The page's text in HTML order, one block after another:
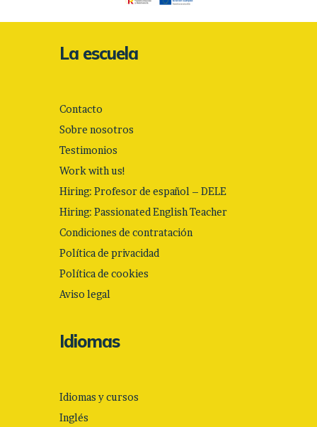
La escuela
Contacto
Sobre nosotros
Testimonios
Work with us!
Hiring: Profesor de español – DELE
Hiring: Passionated English Teacher
Condiciones de contratación
Política de privacidad
Política de cookies
Aviso legal
Idiomas
Idiomas y cursos
Inglés